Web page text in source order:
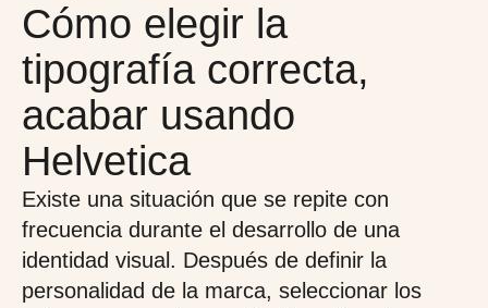
Cómo elegir la
tipografía correcta,
acabar usando
Helvetica
Existe una situación que se repite con
frecuencia durante el desarrollo de una
identidad visual. Después de definir la
personalidad de la marca, seleccionar los